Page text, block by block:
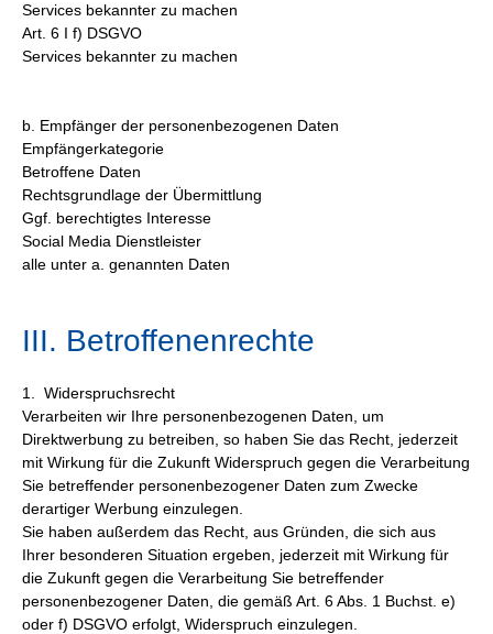
Services bekannter zu machen
Art. 6 I f) DSGVO
Services bekannter zu machen
b. Empfänger der personenbezogenen Daten
Empfängerkategorie
Betroffene Daten
Rechtsgrundlage der Übermittlung
Ggf. berechtigtes Interesse
Social Media Dienstleister
alle unter a. genannten Daten
III. Betroffenenrechte
1. Widerspruchsrecht
Verarbeiten wir Ihre personenbezogenen Daten, um
Direktwerbung zu betreiben, so haben Sie das Recht, jederzeit
mit Wirkung für die Zukunft Widerspruch gegen die Verarbeitung
Sie betreffender personenbezogener Daten zum Zwecke
derartiger Werbung einzulegen.
Sie haben außerdem das Recht, aus Gründen, die sich aus
Ihrer besonderen Situation ergeben, jederzeit mit Wirkung für
die Zukunft gegen die Verarbeitung Sie betreffender
personenbezogener Daten, die gemäß Art. 6 Abs. 1 Buchst. e)
oder f) DSGVO erfolgt, Widerspruch einzulegen.